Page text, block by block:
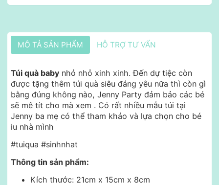
MÔ TẢ SẢN PHẨM HỖ TRỢ TƯ VẤN
Túi quà baby nhỏ nhỏ xinh xinh. Đến dự tiệc còn
được tặng thêm túi quà siêu đáng yêu nữa thì còn gì
bằng đúng không nào, Jenny Party đảm bảo các bé
sẽ mê tít cho mà xem . Có rất nhiều mẫu túi tại
Jenny ba mẹ có thể tham khảo và lựa chọn cho bé
iu nhà mình
#tuiqua #sinhnhat
Thông tin sản phẩm:
Kích thước: 21cm x 15cm x 8cm